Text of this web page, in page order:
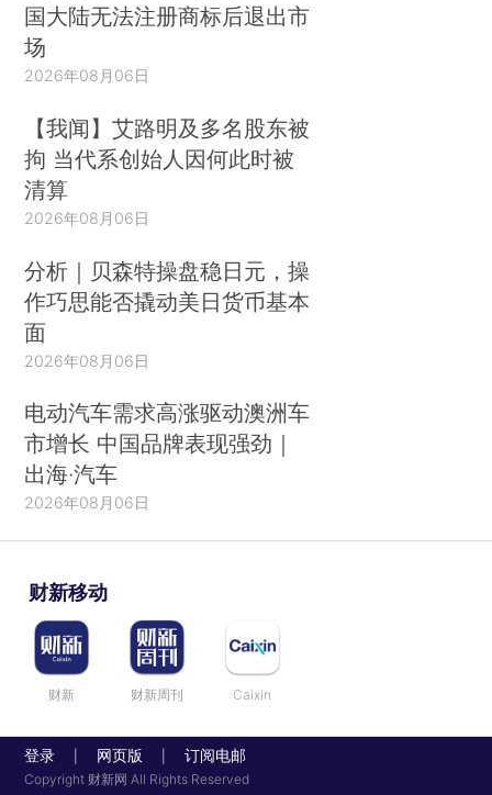
国大陆无法注册商标后退出市
场
2026年08月06日
【我闻】艾路明及多名股东被
拘 当代系创始人因何此时被
清算
2026年08月06日
分析｜贝森特操盘稳日元，操
作巧思能否撬动美日货币基本
面
2026年08月06日
电动汽车需求高涨驱动澳洲车
市增长 中国品牌表现强劲｜
出海·汽车
2026年08月06日
财新移动
财新 财新周刊 Caixin
登录 网页版 订阅电邮
Copyright 财新网 All Rights Reserved